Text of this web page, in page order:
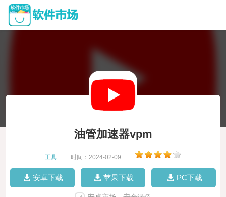
油管加速器vpm
工具 时间：2024-02-09
安卓下载 苹果下载 PC下载